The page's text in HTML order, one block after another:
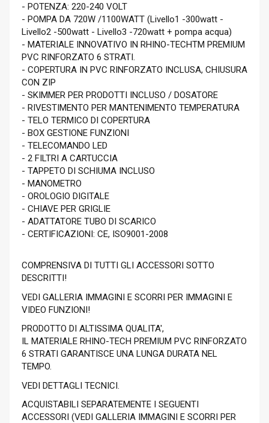
- POTENZA: 220-240 VOLT
- POMPA DA 720W /1100WATT (Livello1 -300watt -
Livello2 -500watt - Livello3 -720watt + pompa acqua)
- MATERIALE INNOVATIVO IN RHINO-TECHTM PREMIUM
PVC RINFORZATO 6 STRATI.
- COPERTURA IN PVC RINFORZATO INCLUSA, CHIUSURA
CON ZIP
- SKIMMER PER PRODOTTI INCLUSO / DOSATORE
- RIVESTIMENTO PER MANTENIMENTO TEMPERATURA
- TELO TERMICO DI COPERTURA
- BOX GESTIONE FUNZIONI
- TELECOMANDO LED
- 2 FILTRI A CARTUCCIA
- TAPPETO DI SCHIUMA INCLUSO
- MANOMETRO
- OROLOGIO DIGITALE
- CHIAVE PER GRIGLIE
- ADATTATORE TUBO DI SCARICO
- CERTIFICAZIONI: CE, ISO9001-2008
COMPRENSIVA DI TUTTI GLI ACCESSORI SOTTO
DESCRITTI!
VEDI GALLERIA IMMAGINI E SCORRI PER IMMAGINI E
VIDEO FUNZIONI!
PRODOTTO DI ALTISSIMA QUALITA',
IL MATERIALE RHINO-TECH PREMIUM PVC RINFORZATO
6 STRATI GARANTISCE UNA LUNGA DURATA NEL
TEMPO.
VEDI DETTAGLI TECNICI.
ACQUISTABILI SEPARATEMENTE I SEGUENTI
ACCESSORI (VEDI GALLERIA IMMAGINI E SCORRI PER